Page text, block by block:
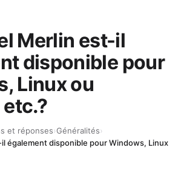
Merlin est-il
disponible pour
Linux ou
et réponses›Généralités›
également disponible pour Windows, Linux